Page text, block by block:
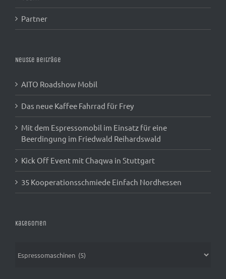
Partner
Neuste Beiträge
AITO Roadshow Mobil
Das neue Kaffee Fahrrad für Frey
Mit dem Espressomobil im Einsatz für eine
Beerdingung im Friedwald Reihardswald
Kick Off Event mit Chaqwa in Stuttgart
35 Kooperationsschmiede Einfach Nordhessen
Kategorien